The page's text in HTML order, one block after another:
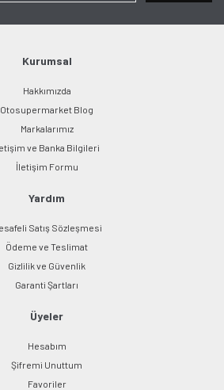
alternatifler olmalı.
Gönder
Kurumsal
Hakkımızda
Otosupermarket Blog
Markalarımız
ve Banka Bilgileri
İletişim Formu
Yardım
Satış Sözleşmesi
Ödeme ve Teslimat
Gizlilik ve Güvenlik
Garanti Şartları
Üyeler
Hesabım
Şifremi Unuttum
Favoriler